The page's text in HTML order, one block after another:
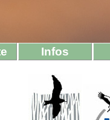
Infos